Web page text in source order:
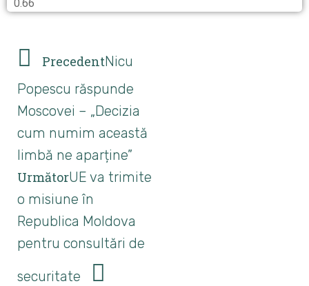
PrecedentNicu
Popescu răspunde
Moscovei – „Decizia
cum numim această
limbă ne aparține”
UrmătorUE va trimite
o misiune în
Republica Moldova
pentru consultări de
securitate